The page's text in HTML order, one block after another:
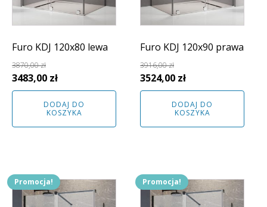
Furo KDJ 120x80 lewa
3870,00zł
Pierwotna
cena
wynosiła:
3870,00 zł.
3483,00 złAktualna
cena
wynosi:
DODAJ DO
KOSZYKA
Furo KDJ 120x90 prawa
3916,00zł
Pierwotna
cena
wynosiła:
3916,00 zł.
3524,00 złAktualna
cena
wynosi:
DODAJ DO
KOSZYKA
Promocja! Promocja!